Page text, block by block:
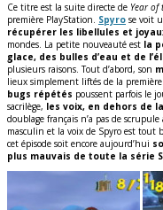
Ce titre est la suite directe de Year of
première PlayStation. Spyro se voit
récupérer les libellules et
mondes. La petite nouveauté est la
glace, des bulles d’eau et de
plusieurs raisons. Tout d’abord, son
lieux simplement liftés de la
bugs répétés poussent parfois le
sacrilège, les voix, en dehors de
doublage français n’a pas de
masculin et la voix de Spyro est
cet épisode soit encore aujourd’hui
plus mauvais de toute la série